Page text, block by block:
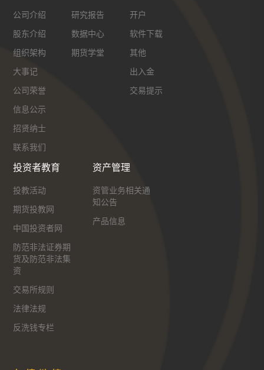
公司介绍
股东介绍
组织架构
大事记
公司荣誉
信息公示
招贤纳士
联系我们
研究报告
数据中心
期货学堂
开户
软件下载
其他
出入金
交易提示
投资者教育
投教活动
期货投教网
中国投资者网
防范非法证券期
货及防范非法集
资
交易所规则
法律法规
反洗钱专栏
资产管理
资管业务相关通
知公告
产品信息